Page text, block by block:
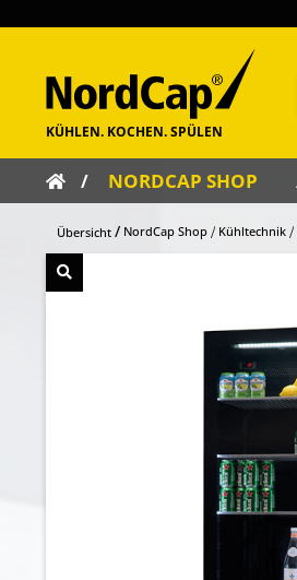
NORDCAP SHOP
Übersicht NordCap Shop Kühltechnik